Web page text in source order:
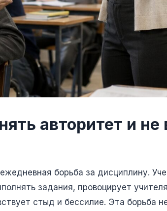
авторитет и не
борьба за дисциплину.
задания, провоцирует
стыд и бессилие. Эта борьба